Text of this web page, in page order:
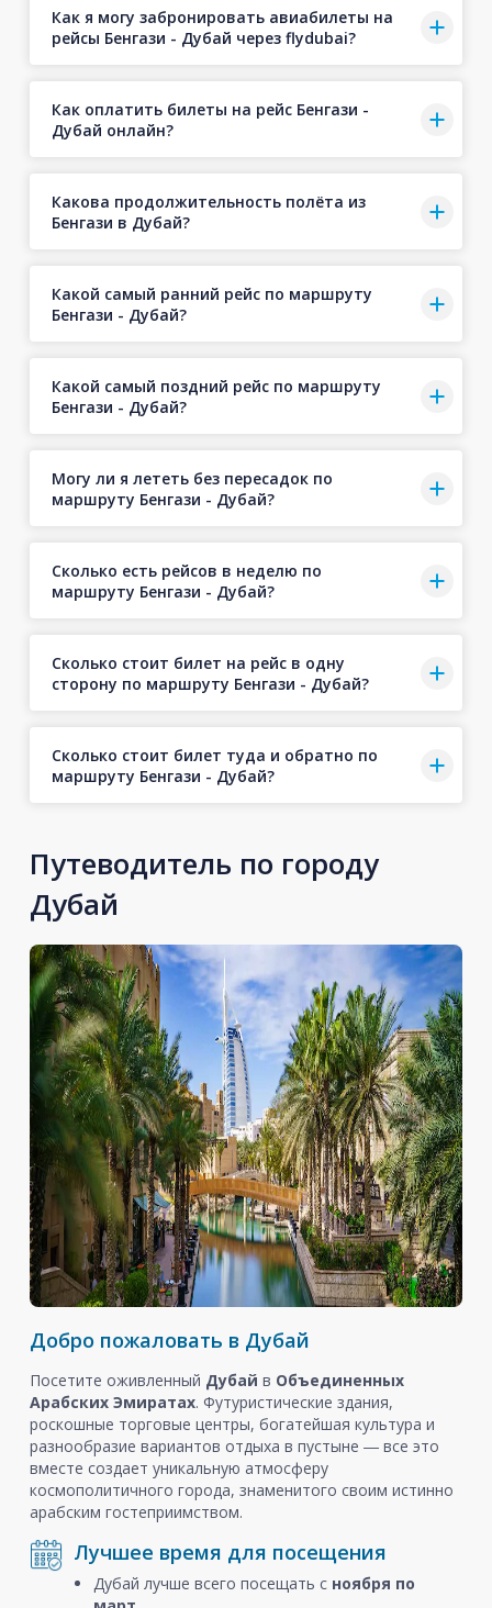
Как я могу забронировать авиабилеты на
рейсы Бенгази - Дубай через flydubai?
Как оплатить билеты на рейс Бенгази -
Дубай онлайн?
Какова продолжительность полёта из
Бенгази в Дубай?
Какой самый ранний рейс по маршруту
Бенгази - Дубай?
Какой самый поздний рейс по маршруту
Бенгази - Дубай?
Могу ли я лететь без пересадок по
маршруту Бенгази - Дубай?
Сколько есть рейсов в неделю по
маршруту Бенгази - Дубай?
Сколько стоит билет на рейс в одну
сторону по маршруту Бенгази - Дубай?
Сколько стоит билет туда и обратно по
маршруту Бенгази - Дубай?
Путеводитель по городу
Дубай
Добро пожаловать в Дубай
Посетите оживленный Дубай в Объединенных
Арабских Эмиратах. Футуристические здания,
роскошные торговые центры, богатейшая культура и
разнообразие вариантов отдыха в пустыне ― все это
вместе создает уникальную атмосферу
космополитичного города, знаменитого своим истинно
арабским гостеприимством.
Лучшее время для посещения
Дубай лучше всего посещать с ноября по